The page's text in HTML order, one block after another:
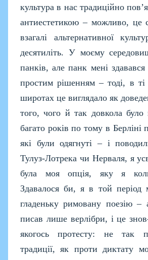
культура в нас традиційно
антиестетикою – можливо, це
взагалі альтернативної
десятиліть. У моєму
панків, але панк мені
простим рішенням – тоді, в
широтах це виглядало як
того, чого й так довкола
багато років по тому в Берліні
які були одягнуті – і
Тулуз-Лотрека чи Нерваля, я
була моя опція, яку я
Здавалося би,я в той період
гладеньку римовану поезію –
писав лише верлібри, і це
якогось протесту: не так
традиції, як проти диктату